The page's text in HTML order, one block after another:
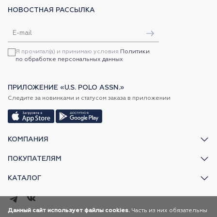
КОМПАНИЯ
ПОКУПАТЕЛЯМ
КАТАЛОГ
НОВОСТНАЯ РАССЫЛКА
Я прочитал(а) и принимаю условия Политики
по обработке персональных данных
ПРИЛОЖЕНИЕ «U.S. POLO ASSN.»
Следите за новинками и статусом заказа в приложении
Данный сайт использует файлы cookies. Часть из них обязательны